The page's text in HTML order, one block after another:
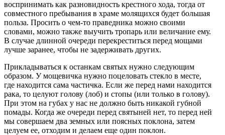
воспринимать как разновидность крестного хода, тогда от
совместного пребывания в храме молящихся будет большая
польза. Просить о чем-то праведника можно своими
словами, можно также выучить тропарь или величание ему.
В случае длинной очереди перекреститься перед мощами
лучше заранее, чтобы не задерживать других.
Прикладываться к останкам святых нужно следующим
образом. У мощевичка нужно поцеловать стекло в месте,
где находится сама частичка. Если же перед нами находится
рака, то целуют голову (лоб) и стопы (или только в голову).
При этом на губах у нас не должно быть никакой губной
помады. Когда же очереди перед святыней нет, то перед ней
мы совершаем два земных или поясных поклона, затем
целуем ее, отходим и делаем еще один поклон.